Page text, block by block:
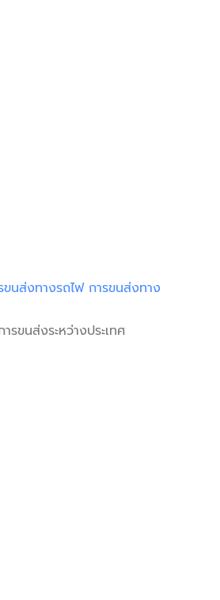
ขนส่งทางรถไฟ การขนส่งทาง
ขนส่งระหว่างประเทศ